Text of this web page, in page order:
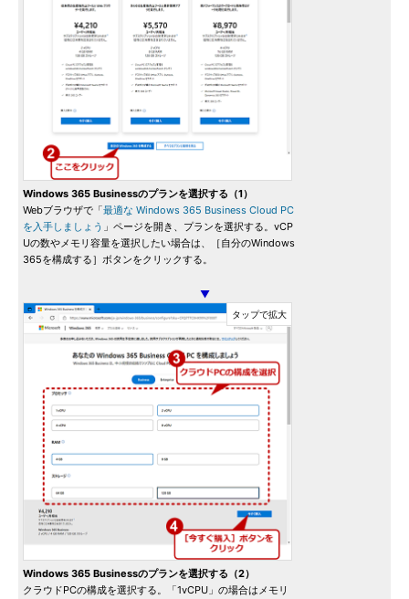
Windows 365 Businessのプランを選択する（1）
Webブラウザで「最適な Windows 365 Business Cloud PC
を入手しましょう 」ページを開き、プランを選択する。vCP
Uの数やメモリ容量を選択したい場合は、［自分のWindows
365を構成する］ボタンをクリックする。
▼
Windows 365 Businessのプランを選択する（2）
クラウドPCの構成を選択する。「1vCPU」の場合はメモリ